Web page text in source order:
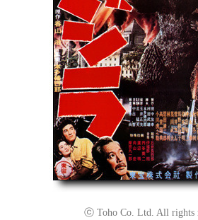
ⓒ Toho Co. Ltd. All rights